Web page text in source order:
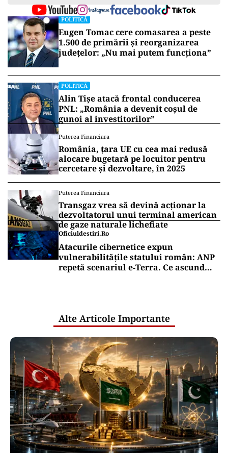
POLITICĂ
Eugen Tomac cere comasarea a peste
1.500 de primării și reorganizarea
județelor: „Nu mai putem funcționa”
POLITICĂ
Alin Tișe atacă frontal conducerea
PNL: „România a devenit coșul de
gunoi al investitorilor”
Puterea Financiara
România, țara UE cu cea mai redusă
alocare bugetară pe locuitor pentru
cercetare și dezvoltare, în 2025
Puterea Financiara
Transgaz vrea să devină acționar la
dezvoltatorul unui terminal american
de gaze naturale lichefiate
Oficiuldestiri.ro
Atacurile cibernetice expun
vulnerabilitățile statului român: ANP
repetă scenariul e‑Terra. Ce ascund
Alte Articole Importante